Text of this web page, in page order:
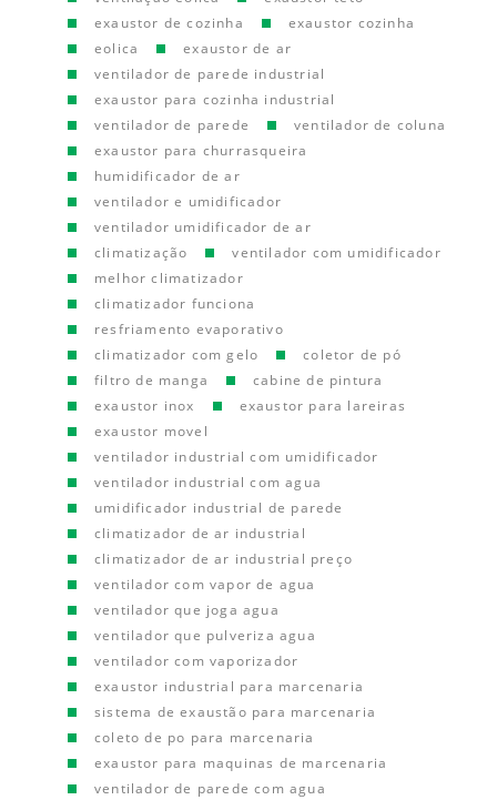
exaustor de cozinha
exaustor cozinha
eolica
exaustor de ar
ventilador de parede industrial
exaustor para cozinha industrial
ventilador de parede
ventilador de coluna
exaustor para churrasqueira
humidificador de ar
ventilador e umidificador
ventilador umidificador de ar
climatização
ventilador com umidificador
melhor climatizador
climatizador funciona
resfriamento evaporativo
climatizador com gelo
coletor de pó
filtro de manga
cabine de pintura
exaustor inox
exaustor para lareiras
exaustor movel
ventilador industrial com umidificador
ventilador industrial com agua
umidificador industrial de parede
climatizador de ar industrial
climatizador de ar industrial preço
ventilador com vapor de agua
ventilador que joga agua
ventilador que pulveriza agua
ventilador com vaporizador
exaustor industrial para marcenaria
sistema de exaustão para marcenaria
coleto de po para marcenaria
exaustor para maquinas de marcenaria
ventilador de parede com agua